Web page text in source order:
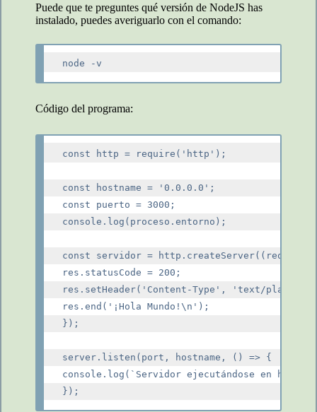
Puede que te preguntes qué versión de NodeJS has
instalado, puedes averiguarlo con el comando:
Código del programa:
const http = require('http');
const hostname = '0.0.0.0';
const puerto = 3000;
console.log(proceso.entorno);
const servidor = http.createServer((req,
res.statusCode = 200;
res.setHeader('Content-Type', 'text/plain');
res.end('¡Hola Mundo!\n');
});
server.listen(port, hostname, () => {
console.log(`Servidor ejecutándose en